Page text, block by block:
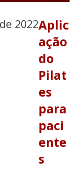
2022Aplic
ação
do
Pilat
es
para
paci
ente
s